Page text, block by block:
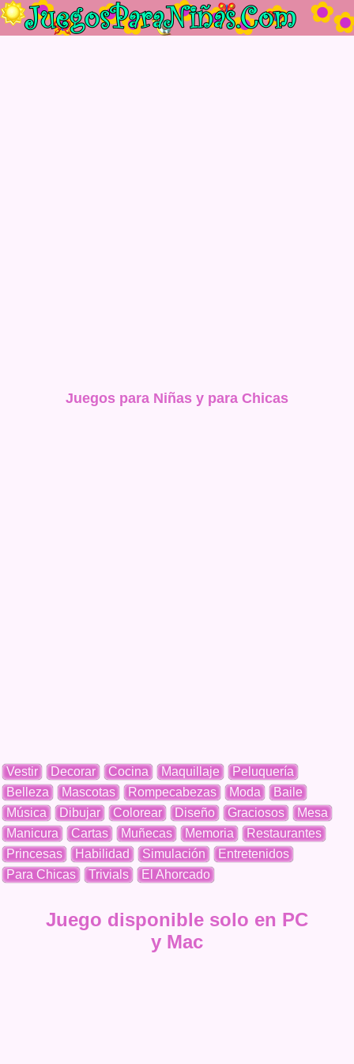
Juegos para Niñas y para Chicas
Vestir Decorar Cocina Maquillaje
Peluquería
Belleza
Mascotas Rompecabezas Moda
Baile
Música
Dibujar Colorear Diseño Graciosos
Mesa
Manicura
Cartas Muñecas Memoria
Restaurantes
Princesas
Habilidad Simulación
Entretenidos
Para Chicas
Trivials El Ahorcado
Juego disponible solo en PC
y Mac